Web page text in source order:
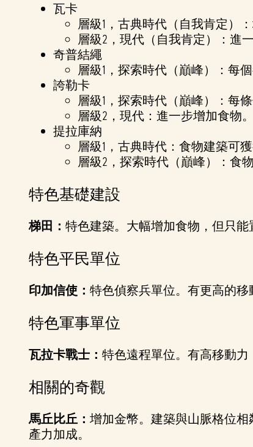
瓦卡
層級1，古典時代（自我肯定）
層級2，現代（自我肯定）：進
奇普結繩
層級1，探索時代（巔峰）：每
誇勒卡
層級1，探索時代（巔峰）：每
層級2，現代：進一步增加食物。
提拉庫納
層級1，古典時代：食物建築可
層級2，探索時代（巔峰）：食
特色基礎建設
梯田： 特色建築。大幅增加食物，但只能
特色平民單位
印加信使： 特色偵察兵單位。有更高的移
特色軍事單位
瓦拉卡戰士： 特色遠程單位。有高移動力
相關的奇觀
馬丘比丘： 增加金幣。建築與山脈格位
產力加成。